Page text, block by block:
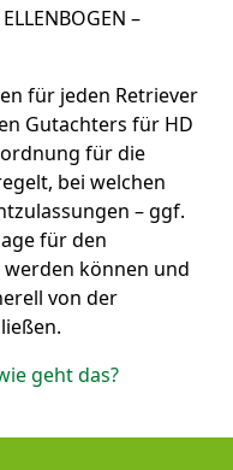
–
für jeden Retriever
Gutachters für HD
für die
bei welchen
– ggf.
für den
können und
von der
geht das?
finden Sie im